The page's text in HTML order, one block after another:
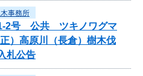
事務所
1-2号 公共 ツキノワグマ
）高原川（長倉）樹木伐
札公告